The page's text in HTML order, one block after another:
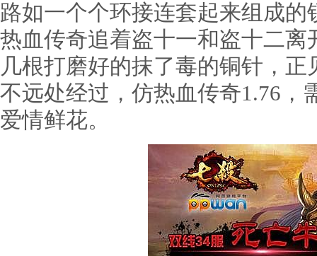
路如一个个环接连套起来组成的
热血传奇追着盗十一和盗十二
几根打磨好的抹了毒的铜针，
不远处经过，仿热血传奇1.76，
爱情鲜花。